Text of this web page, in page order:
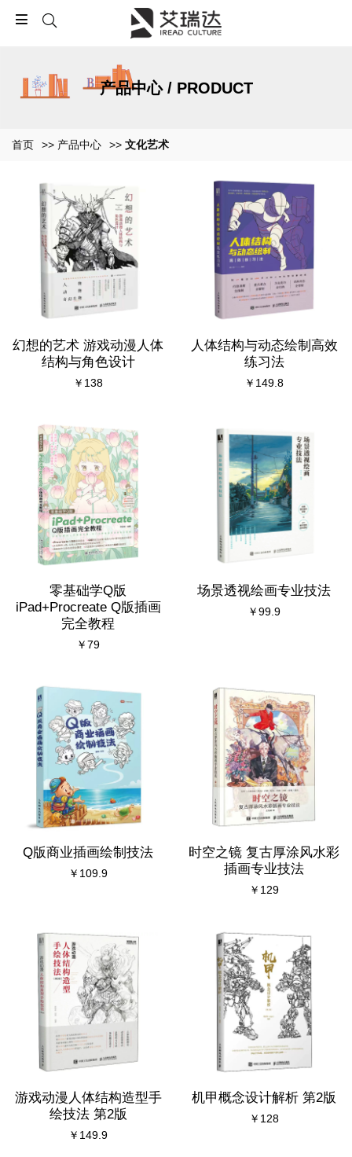
产品中心 / PRODUCT
首页 >> 产品中心 >> 文化艺术
幻想的艺术 游戏动漫人体
结构与角色设计
￥138
人体结构与动态绘制高效
练习法
￥149.8
零基础学Q版
iPad+Procreate Q版插画
完全教程
￥79
场景透视绘画专业技法
￥99.9
Q版商业插画绘制技法
￥109.9
时空之镜 复古厚涂风水彩
插画专业技法
￥129
游戏动漫人体结构造型手
绘技法 第2版
￥149.9
机甲概念设计解析 第2版
￥128